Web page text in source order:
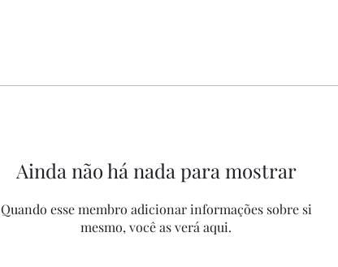
Ainda não há nada para mostrar
Quando esse membro adicionar informações sobre si
mesmo, você as verá aqui.